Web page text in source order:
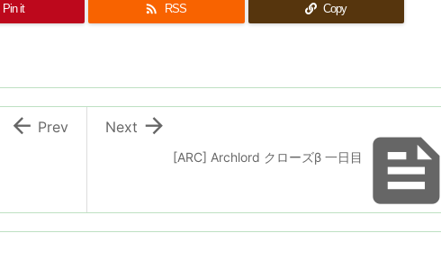
Pin it  RSS Copy

[ARC] Archlord クローズβ 一日目

Next
 Prev